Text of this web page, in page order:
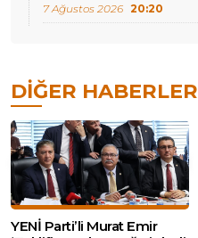
7 Ağustos 2026 20:20
DIĞER HABERLER
YENİ Parti’li Murat Emir